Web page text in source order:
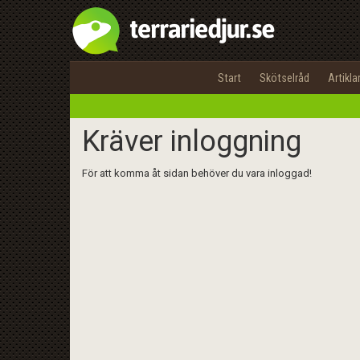
Start Skötselråd Artiklar
Kräver inloggning
För att komma åt sidan behöver du vara inloggad!